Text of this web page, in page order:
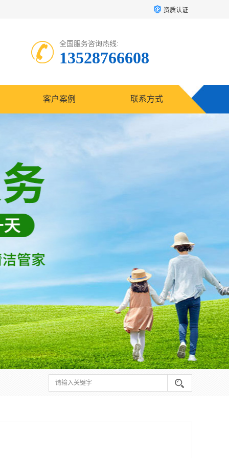
资质认证
全国服务咨询热线:
13528766608
客户案例 联系方式